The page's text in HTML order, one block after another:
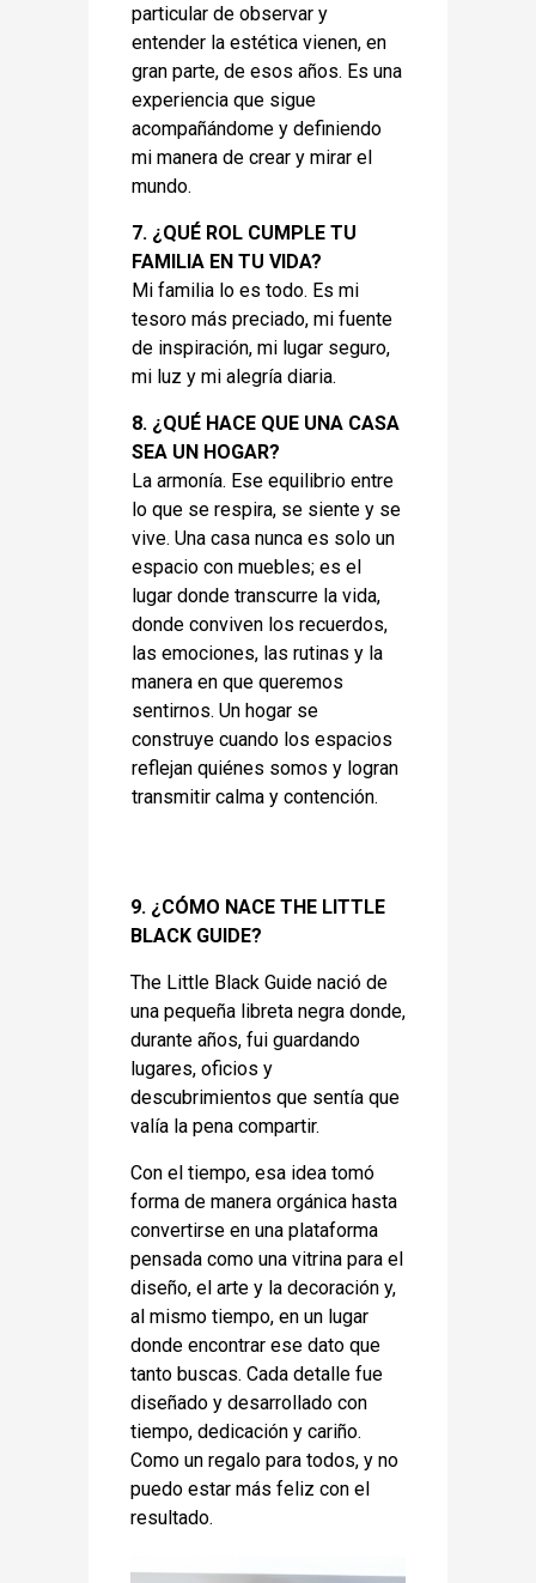
particular de observar y
entender la estética vienen, en
gran parte, de esos años. Es una
experiencia que sigue
acompañándome y definiendo
mi manera de crear y mirar el
mundo.
7. ¿QUÉ ROL CUMPLE TU
FAMILIA EN TU VIDA?
Mi familia lo es todo. Es mi
tesoro más preciado, mi fuente
de inspiración, mi lugar seguro,
mi luz y mi alegría diaria.
8. ¿QUÉ HACE QUE UNA CASA
SEA UN HOGAR?
La armonía. Ese equilibrio entre
lo que se respira, se siente y se
vive. Una casa nunca es solo un
espacio con muebles; es el
lugar donde transcurre la vida,
donde conviven los recuerdos,
las emociones, las rutinas y la
manera en que queremos
sentirnos. Un hogar se
construye cuando los espacios
reflejan quiénes somos y logran
transmitir calma y contención.
9. ¿CÓMO NACE THE LITTLE
BLACK GUIDE?
The Little Black Guide nació de
una pequeña libreta negra donde,
durante años, fui guardando
lugares, oficios y
descubrimientos que sentía que
valía la pena compartir.
Con el tiempo, esa idea tomó
forma de manera orgánica hasta
convertirse en una plataforma
pensada como una vitrina para el
diseño, el arte y la decoración y,
al mismo tiempo, en un lugar
donde encontrar ese dato que
tanto buscas. Cada detalle fue
diseñado y desarrollado con
tiempo, dedicación y cariño.
Como un regalo para todos, y no
puedo estar más feliz con el
resultado.